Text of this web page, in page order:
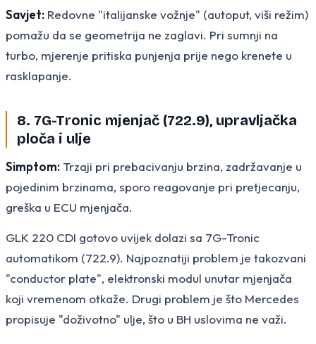
Savjet: Redovne "italijanske vožnje" (autoput, viši režim)
pomažu da se geometrija ne zaglavi. Pri sumnji na
turbo, mjerenje pritiska punjenja prije nego krenete u
rasklapanje.
8. 7G-Tronic mjenjač (722.9), upravljačka
ploča i ulje
Simptom: Trzaji pri prebacivanju brzina, zadržavanje u
pojedinim brzinama, sporo reagovanje pri pretjecanju,
greška u ECU mjenjača.
GLK 220 CDI gotovo uvijek dolazi sa 7G-Tronic
automatikom (722.9). Najpoznatiji problem je takozvani
"conductor plate", elektronski modul unutar mjenjača
koji vremenom otkaže. Drugi problem je što Mercedes
propisuje "doživotno" ulje, što u BH uslovima ne važi.